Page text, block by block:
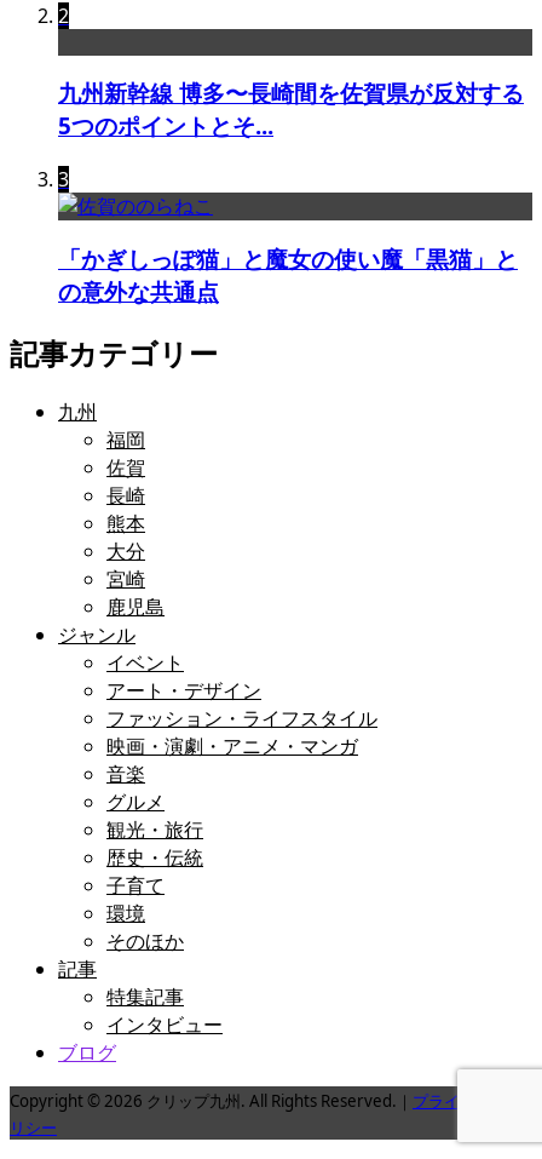
2
九州新幹線 博多〜長崎間を佐賀県が反対する
5つのポイントとそ...
3
「かぎしっぽ猫」と魔女の使い魔「黒猫」と
の意外な共通点
記事カテゴリー
九州
福岡
佐賀
長崎
熊本
大分
宮崎
鹿児島
ジャンル
イベント
アート・デザイン
ファッション・ライフスタイル
映画・演劇・アニメ・マンガ
音楽
グルメ
観光・旅行
歴史・伝統
子育て
環境
そのほか
記事
特集記事
インタビュー
ブログ
Copyright © 2026 クリップ九州. All Rights Reserved.｜ プライバシーポ
リシー